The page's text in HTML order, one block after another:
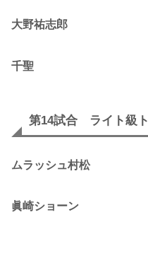
大野祐志郎
千聖
第14試合 ライト級
ムラッシュ村松
眞崎ショーン